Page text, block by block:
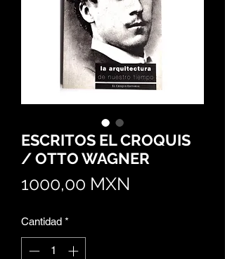
ESCRITOS EL CROQUIS
/ OTTO WAGNER
1000,00 MXN
Cantidad *